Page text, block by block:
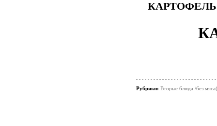
Рубрики: Вторые блюда /без